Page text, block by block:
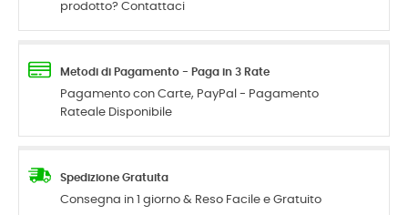
prodotto? Contattaci
Metodi di Pagamento - Paga in 3 Rate
Pagamento con Carte, PayPal - Pagamento
Rateale Disponibile
Spedizione Gratuita
Consegna in 1 giorno & Reso Facile e Gratuito